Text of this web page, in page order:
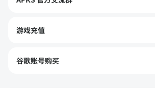
游戏充值
谷歌账号购买